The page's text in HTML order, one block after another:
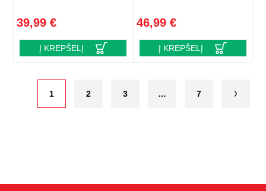
39,99 €
Į KREPŠELĮ
46,99 €
Į KREPŠELĮ
1 2 3 … 7